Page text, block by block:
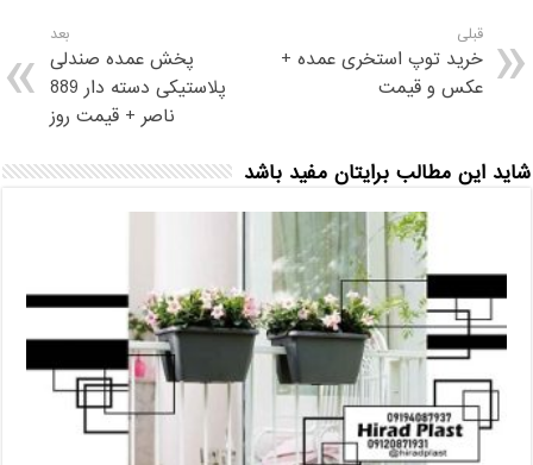
قبلی
خرید توپ استخری عمده +
عکس و قیمت
بعد
پخش عمده صندلی
پلاستیکی دسته دار 889
ناصر + قیمت روز
شاید این مطالب برایتان مفید باشد